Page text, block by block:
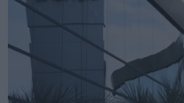
Digitalización
Sostenibilidad
Personas
Moda y Lujo